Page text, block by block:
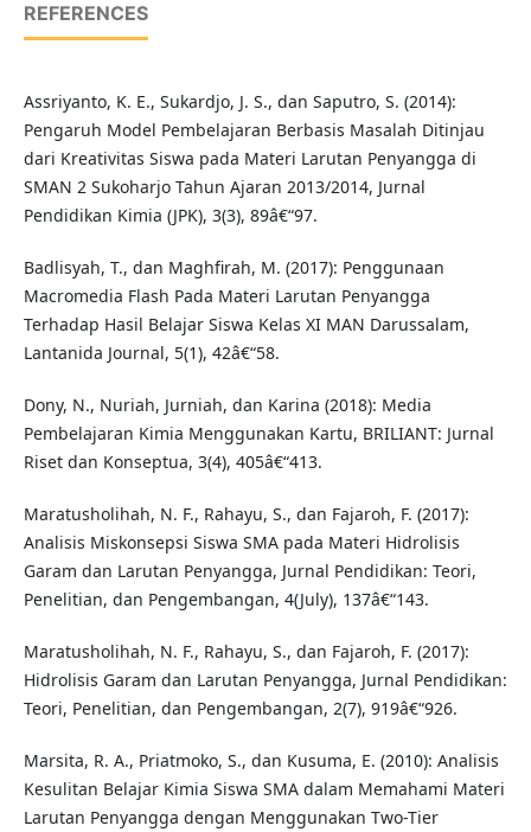
REFERENCES
Assriyanto, K. E., Sukardjo, J. S., dan Saputro, S. (2014):
Pengaruh Model Pembelajaran Berbasis Masalah Ditinjau
dari Kreativitas Siswa pada Materi Larutan Penyangga di
SMAN 2 Sukoharjo Tahun Ajaran 2013/2014, Jurnal
Pendidikan Kimia (JPK), 3(3), 89â€“97.
Badlisyah, T., dan Maghfirah, M. (2017): Penggunaan
Macromedia Flash Pada Materi Larutan Penyangga
Terhadap Hasil Belajar Siswa Kelas XI MAN Darussalam,
Lantanida Journal, 5(1), 42â€“58.
Dony, N., Nuriah, Jurniah, dan Karina (2018): Media
Pembelajaran Kimia Menggunakan Kartu, BRILIANT: Jurnal
Riset dan Konseptua, 3(4), 405â€“413.
Maratusholihah, N. F., Rahayu, S., dan Fajaroh, F. (2017):
Analisis Miskonsepsi Siswa SMA pada Materi Hidrolisis
Garam dan Larutan Penyangga, Jurnal Pendidikan: Teori,
Penelitian, dan Pengembangan, 4(July), 137â€“143.
Maratusholihah, N. F., Rahayu, S., dan Fajaroh, F. (2017):
Hidrolisis Garam dan Larutan Penyangga, Jurnal Pendidikan:
Teori, Penelitian, dan Pengembangan, 2(7), 919â€“926.
Marsita, R. A., Priatmoko, S., dan Kusuma, E. (2010): Analisis
Kesulitan Belajar Kimia Siswa SMA dalam Memahami Materi
Larutan Penyangga dengan Menggunakan Two-Tier